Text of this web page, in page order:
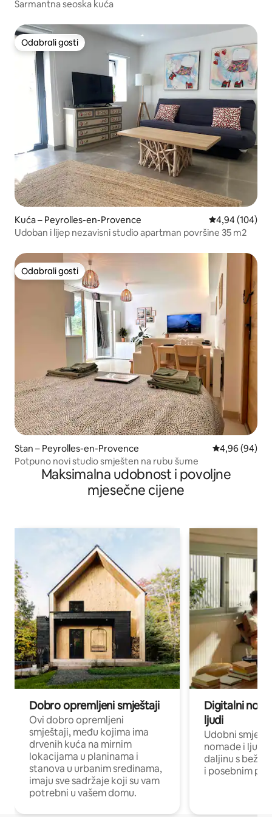
Šarmantna seoska kuća
Odabrali gosti
Odabrali gosti
Kuća – Peyrolles-en-Provence Prosječna
4,94 (104)
Udoban i lijep nezavisni studio apartman površine 35 m2
Odabrali gosti
Odabrali gosti
Stan – Peyrolles-en-Provence Prosječna
4,96 (94)
Potpuno novi studio smješten na rubu šume
Maksimalna udobnost i povoljne
mjesečne cijene
Dobro opremljeni smještaji
Ovi dobro opremljeni
smještaji, među kojima ima
drvenih kuća na mirnim
lokacijama u planinama i
stanova u urbanim sredinama,
imaju sve sadržaje koji su vam
potrebni u vašem domu.
Digitalni
ljudi
Udobni
nomade i ljude
daljinu s
i posebnim